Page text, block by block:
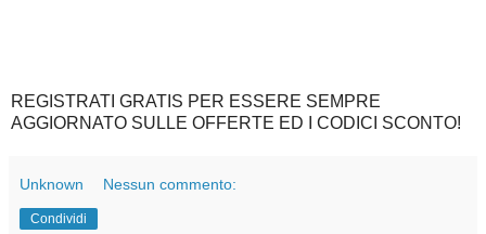
REGISTRATI GRATIS PER ESSERE SEMPRE
AGGIORNATO SULLE OFFERTE ED I CODICI SCONTO!
Unknown Nessun commento:
Condividi